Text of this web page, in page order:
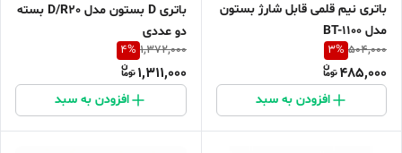
باتری نیم قلمی قابل شارژ بستون
مدل BT-1100
504,000
3%
485,000
افزودن به سبد
باتری D بستون مدل D/R20 بسته
دو عددی
1,372,000
4%
1,311,000
افزودن به سبد